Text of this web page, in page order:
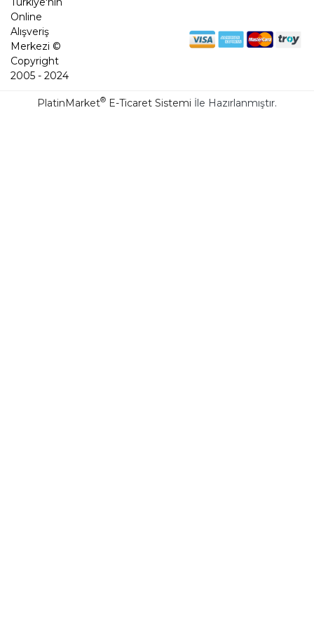
Online
Alışveriş
Merkezi ©
Copyright
2005 - 2024
PlatinMarket® E-Ticaret Sistemi İle Hazırlanmıştır.